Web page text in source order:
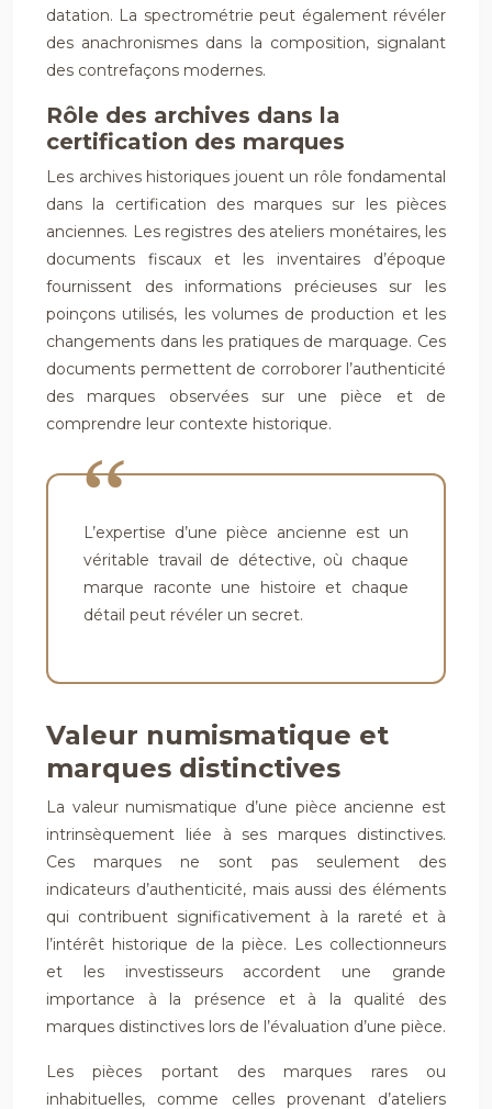
datation. La spectrométrie peut également révéler
des anachronismes dans la composition, signalant
des contrefaçons modernes.
Rôle des archives dans la
certification des marques
Les archives historiques jouent un rôle fondamental
dans la certification des marques sur les pièces
anciennes. Les registres des ateliers monétaires, les
documents fiscaux et les inventaires d’époque
fournissent des informations précieuses sur les
poinçons utilisés, les volumes de production et les
changements dans les pratiques de marquage. Ces
documents permettent de corroborer l’authenticité
des marques observées sur une pièce et de
comprendre leur contexte historique.
L’expertise d’une pièce ancienne est un
véritable travail de détective, où chaque
marque raconte une histoire et chaque
détail peut révéler un secret.
Valeur numismatique et
marques distinctives
La valeur numismatique d’une pièce ancienne est
intrinsèquement liée à ses marques distinctives.
Ces marques ne sont pas seulement des
indicateurs d’authenticité, mais aussi des éléments
qui contribuent significativement à la rareté et à
l’intérêt historique de la pièce. Les collectionneurs
et les investisseurs accordent une grande
importance à la présence et à la qualité des
marques distinctives lors de l’évaluation d’une pièce.
Les pièces portant des marques rares ou
inhabituelles, comme celles provenant d’ateliers